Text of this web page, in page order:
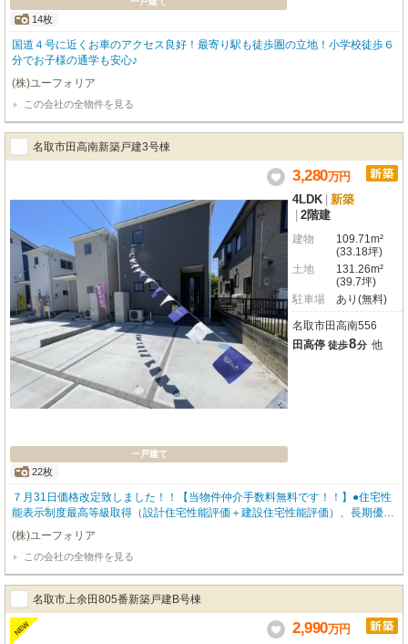
14枚
国道４号に近くお車のアクセス良好！最寄り駅も徒歩圏の立地！小学校徒歩６
分でお子様の通学も安心♪
(株)ユーフォリア
この会社の全物件を見る
名取市田高南新築戸建3号棟
一戸建て
22枚
3,280万円
4LDK 新築
2階建
建物
109.71m²
(33.18坪)
土地
131.26m²
(39.7坪)
駐車場
あり(無料)
名取市田高南556
田高停 徒歩8分 他
７月31日価格改定致しました！！【当物件仲介手数料無料です！！】●住宅性
能表示制度最高等級取得（設計住宅性能評価＋建設住宅性能評価）、長期優良
住宅認定物件（耐震、省エネ性等高い）、フラット35適合証明書ありBELS/省
エネ基準適合認定、最長35年住宅保証システム、地盤サポートシステム20年
保証
(株)ユーフォリア
この会社の全物件を見る
名取市上余田805番新築戸建B号棟
NEW 2,990万円